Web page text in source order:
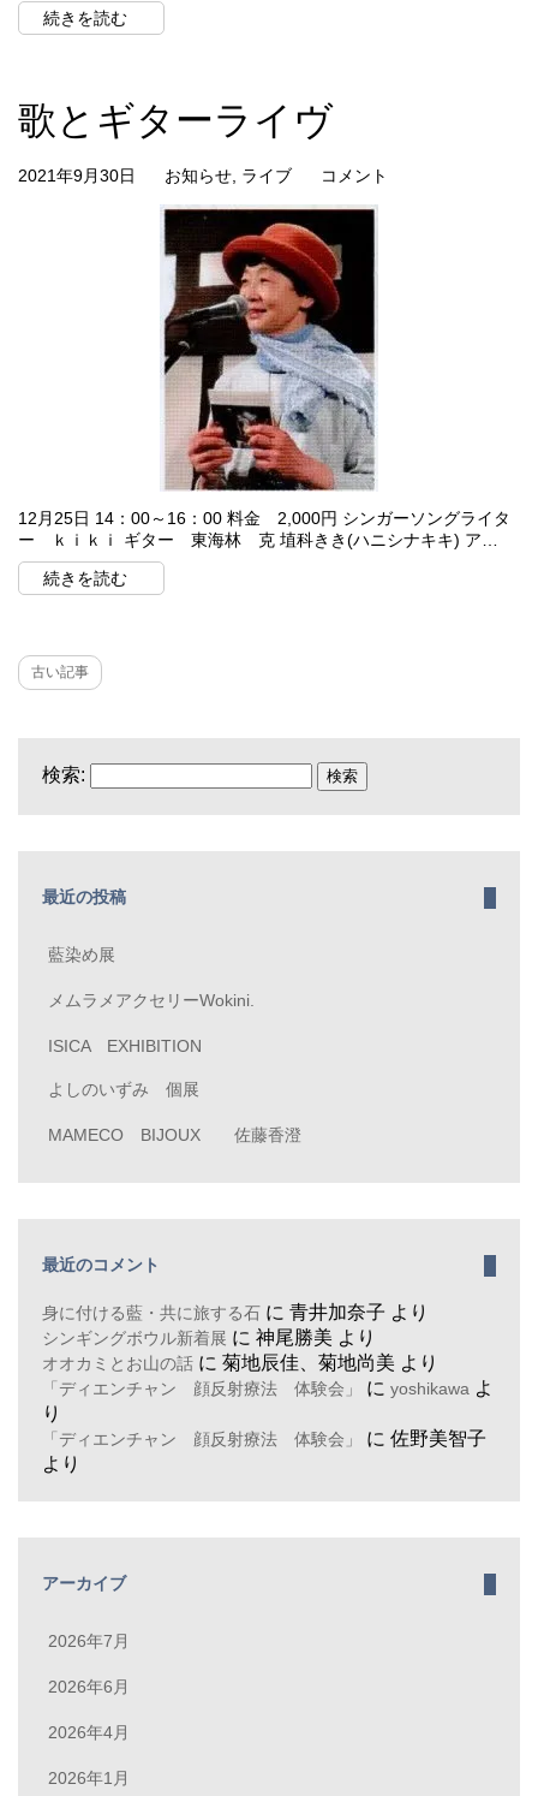
続きを読む
歌とギターライヴ
2021年9月30日 お知らせ ライブ コメント
12月25日 14：00～16：00 料金 2,000円 シンガーソングライタ
ー ｋｉｋｉ ギター 東海林 克 埴科きき(ハニシナキキ) ア…
続きを読む
古い記事
検索:
最近の投稿
藍染め展
メムラメアクセリーWokini.
ISICA EXHIBITION
よしのいずみ 個展
MAMECO BIJOUX 佐藤香澄
最近のコメント
身に付ける藍・共に旅する石 に 青井加奈子 より
シンギングボウル新着展 に 神尾勝美 より
オオカミとお山の話 に 菊地辰佳、菊地尚美 より
「ディエンチャン 顔反射療法 体験会」 に yoshikawa よ
り
「ディエンチャン 顔反射療法 体験会」 に 佐野美智子
より
アーカイブ
2026年7月
2026年6月
2026年4月
2026年1月